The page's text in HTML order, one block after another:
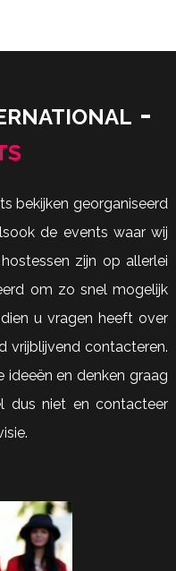
-
bekijken georganiseerd
de events waar wij
zijn op allerlei
om zo snel mogelijk
u vragen heeft over
vrijblijvend contacteren.
en denken graag
dus niet en contacteer